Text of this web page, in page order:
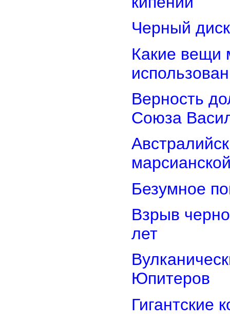
Черный
Какие вещи
Верность
Союза
Безумное
Взрыв
лет
Юпитеров
Гигантские